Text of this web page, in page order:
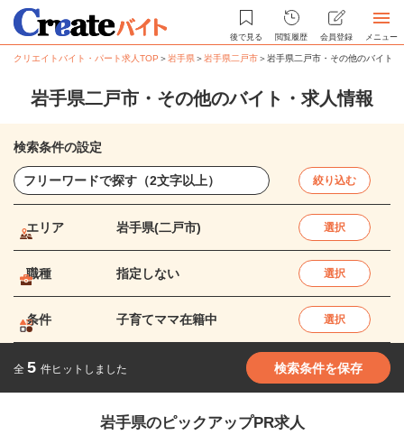
後で見る 閲覧履歴 会員登録 メニュー
クリエイトバイト・パート求人TOP ＞岩手県＞岩手県二戸市＞岩手県二戸市・その他のバイト
岩手県二戸市・その他のバイト・求人情報
検索条件の設定
絞り込む
エリア 岩手県(二戸市) 選択
職種 指定しない 選択
条件 子育てママ在籍中 選択
全 5 件ヒットしました 検索条件を保存
岩手県のピックアップPR求人